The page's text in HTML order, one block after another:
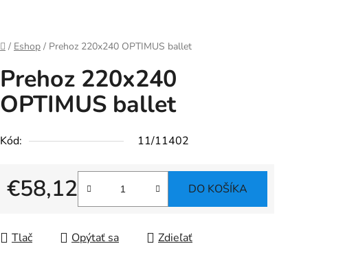
Domov
/ Eshop / Prehoz 220x240 OPTIMUS ballet
Prehoz 220x240
OPTIMUS ballet
Kód: 11/11402
€58,12
Jednotková cena:
DO KOŠÍKA
Tlač Opýtať sa Zdieľať